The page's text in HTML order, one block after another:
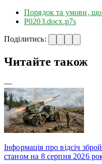
Порядок та умови, що
Р0203.docx.p7s
Поділитись:
Читайте також
—
Інформація про відсіч
станом на 8 серпня 2026